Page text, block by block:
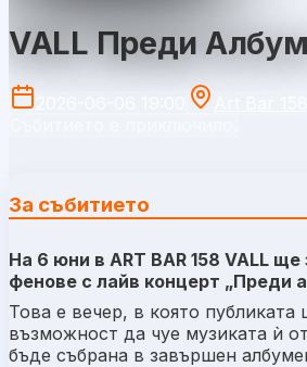
VALL Преди
За събитието
На 6 юни в ART BAR 158 VALL
фенове с лайв концерт „Преди
Това е вечер, в която публиката
възможност да чуе музиката ѝ
бъде събрана в завършен